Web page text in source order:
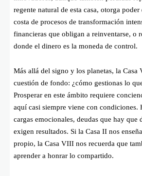
regente natural de esta casa, otorga
costa de procesos de transformación
financieras que obligan a reinventarse, o
donde el dinero es la moneda de control.
Más allá del signo y los planetas, la Casa
cuestión de fondo: ¿cómo gestionas lo
Prosperar en este ámbito requiere
aquí casi siempre viene con condiciones.
cargas emocionales, deudas que hay que
exigen resultados. Si la Casa II nos
propio, la Casa VIII nos recuerda que
aprender a honrar lo compartido.